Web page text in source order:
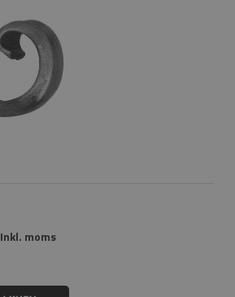
Inkl. moms